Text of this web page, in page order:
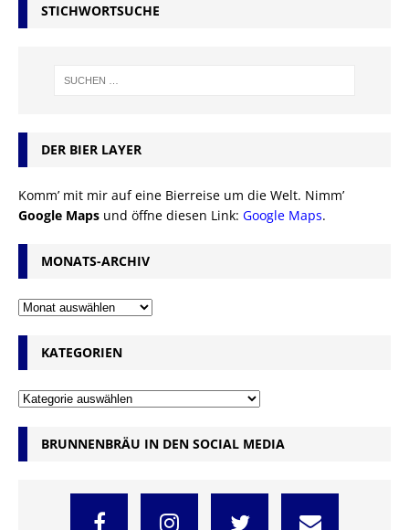
STICHWORTSUCHE
DER BIER LAYER
Komm’ mit mir auf eine Bierreise um die Welt. Nimm’
Google Maps und öffne diesen Link: Google Maps.
MONATS-ARCHIV
KATEGORIEN
BRUNNENBRÄU IN DEN SOCIAL MEDIA